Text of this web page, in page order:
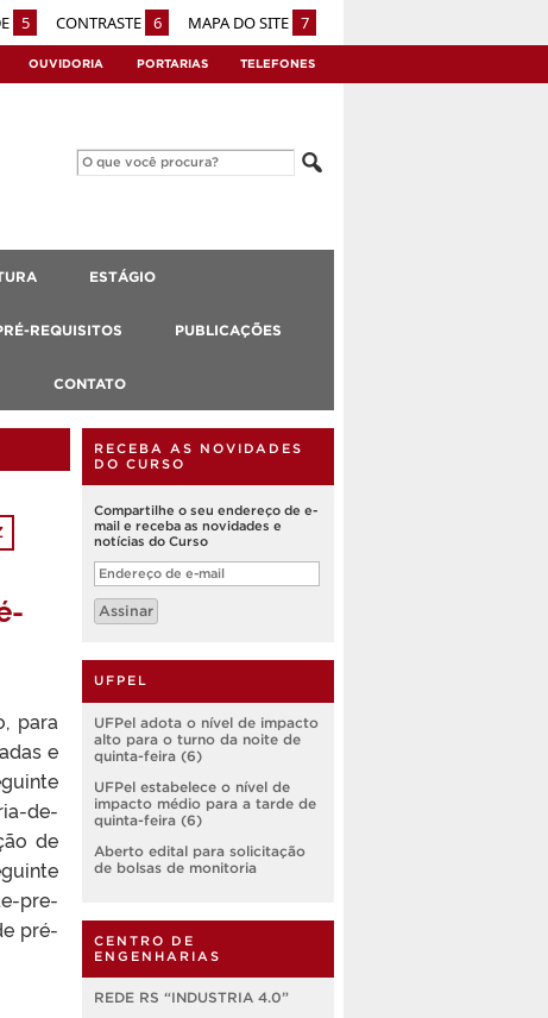
5 CONTRASTE 6 MAPA DO SITE 7
OUVIDORIA PORTARIAS TELEFONES
ESTÁGIO
REQUISITOS PUBLICAÇÕES
CONTATO
para
e
de-
de
pre-
pré-
RECEBA AS NOVIDADES
DO CURSO
Compartilhe o seu endereço de e-
mail e receba as novidades e
notícias do Curso
Endereço
de
e-
mail
Assinar
UFPEL
UFPel adota o nível de impacto
alto para o turno da noite de
quinta-feira (6)
UFPel estabelece o nível de
impacto médio para a tarde de
quinta-feira (6)
Aberto edital para solicitação
de bolsas de monitoria
CENTRO DE
ENGENHARIAS
REDE RS “INDUSTRIA 4.0”